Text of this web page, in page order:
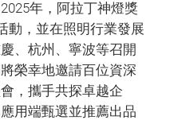
年，阿拉丁神燈獎
動，並在照明行業發展
、杭州、寧波等召開
榮幸地邀請百位資深
，攜手共探卓越企
用端甄選並推薦出品